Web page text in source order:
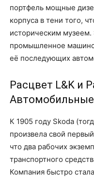
портфель мощные
корпуса в тени того,
историческим
промышленное
её последующих
Расцвет L&K и
К 1905 году Skoda
произвела свой
что два рабочих
транспортного
Компания быстро